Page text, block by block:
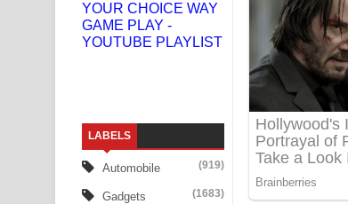
UNUHUMA Song Lyrics - උණුහුම ගීතයේ
Katakara Song Lyrics - කටකාර ගීතයේ
Tharu Yaye Dilena Song Lyrics - තරු
Ow Man Sosa Song Lyrics - ඔව් මං
Heavy Weight Song Lyrics
YOUR CHOICE WAY
GAME PLAY -
YOUTUBE PLAYLIST
LABELS
Automobile (919)
Gadgets (1683)